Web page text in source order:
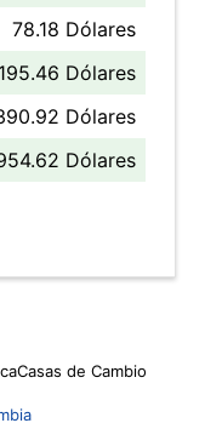
78.18 Dólares
195.46 Dólares
Dólares
Dólares
Casas de Cambio